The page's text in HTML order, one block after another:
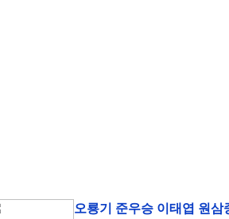
오룡기 준우승 이태엽 원